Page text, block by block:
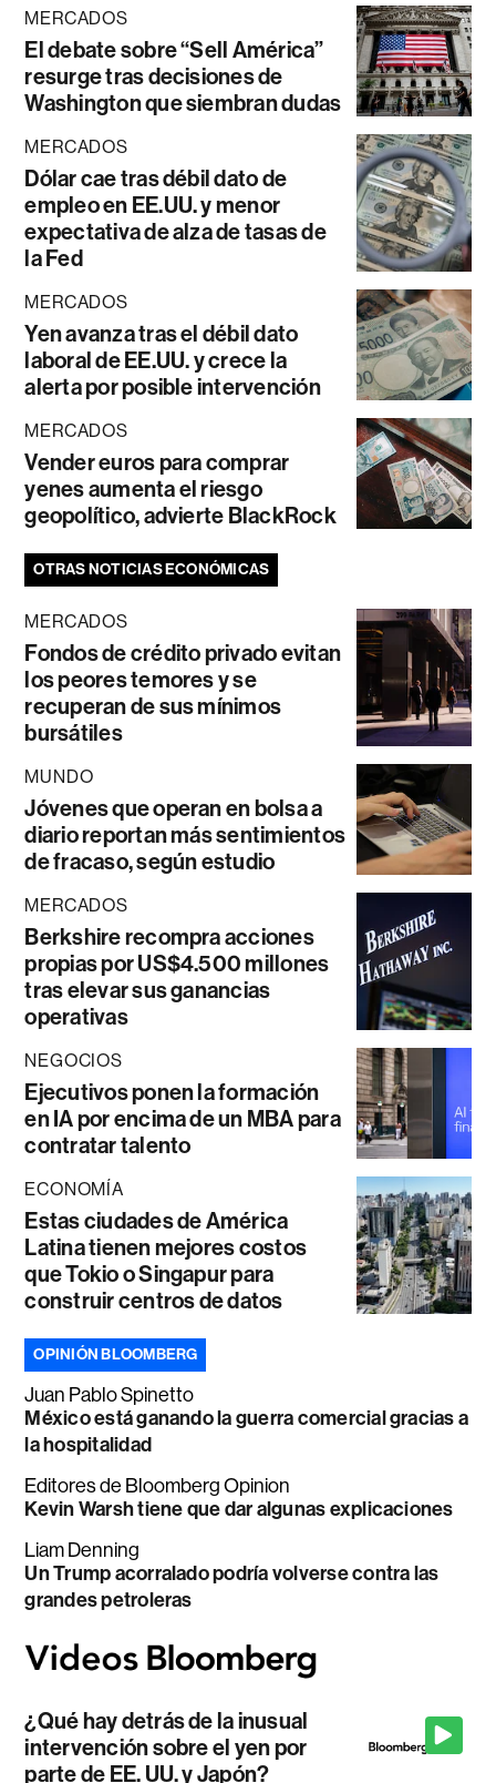
MERCADOS
El debate sobre “Sell América”
resurge tras decisiones de
Washington que siembran dudas
MERCADOS
Dólar cae tras débil dato de
empleo en EE.UU. y menor
expectativa de alza de tasas de
la Fed
MERCADOS
Yen avanza tras el débil dato
laboral de EE.UU. y crece la
alerta por posible intervención
MERCADOS
Vender euros para comprar
yenes aumenta el riesgo
geopolítico, advierte BlackRock
OTRAS NOTICIAS ECONÓMICAS
MERCADOS
Fondos de crédito privado evitan
los peores temores y se
recuperan de sus mínimos
bursátiles
MUNDO
Jóvenes que operan en bolsa a
diario reportan más sentimientos
de fracaso, según estudio
MERCADOS
Berkshire recompra acciones
propias por US$4.500 millones
tras elevar sus ganancias
operativas
NEGOCIOS
Ejecutivos ponen la formación
en IA por encima de un MBA para
contratar talento
ECONOMÍA
Estas ciudades de América
Latina tienen mejores costos
que Tokio o Singapur para
construir centros de datos
OPINIÓN BLOOMBERG
Juan Pablo Spinetto
México está ganando la guerra comercial gracias a
la hospitalidad
Editores de Bloomberg Opinion
Kevin Warsh tiene que dar algunas explicaciones
Liam Denning
Un Trump acorralado podría volverse contra las
grandes petroleras
¿Qué hay detrás de la inusual
intervención sobre el yen por
parte de EE. UU. y Japón?